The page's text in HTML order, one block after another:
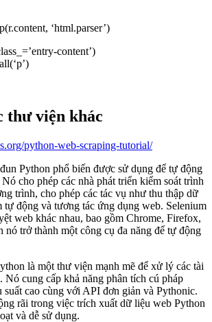
‘html.parser’)
content’)
thư viện khác
python-web-scraping-tutorial/
Python phổ biến được sử dụng để tự động
cho phép các nhà phát triển kiểm soát trình
trình, cho phép các tác vụ như thu thập dữ
tự động và tương tác ứng dụng web. Selenium
web khác nhau, bao gồm Chrome, Firefox,
nó trở thành một công cụ đa năng để tự động
là một thư viện mạnh mẽ để xử lý các tài
cung cấp khả năng phân tích cú pháp
cao cùng với API đơn giản và Pythonic.
rãi trong việc trích xuất dữ liệu web Python
và dễ sử dụng.